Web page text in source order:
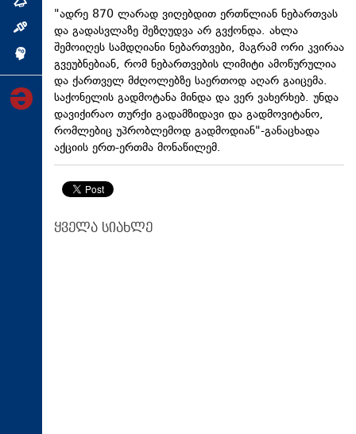
ინტერვიუ
ინქვიზიცია
"ადრე 870 ლარად ვიღებდით ერთწლიან ნებართვას
და გადასვლაზე შეზღუდვა არ გვქონდა. ახლა
შემოიღეს სამდღიანი ნებართვები, მაგრამ ორი კვირაა
გვეუბნებიან, რომ ნებართვების ლიმიტი ამოწურულია
და ქართველ მძღოლებზე საერთოდ აღარ გაიცემა.
საქონელის გადმოტანა მინდა და ვერ ვახერხებ. უნდა
დავიქირაო თურქი გადამზიდავი და გადმოვიტანო,
რომლებიც უპრობლემოდ გადმოდიან"-განაცხადა
აქციის ერთ-ერთმა მონაწილემ.
ყველა სიახლე